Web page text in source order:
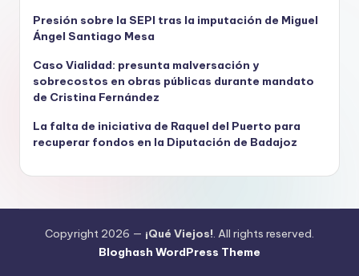
Presión sobre la SEPI tras la imputación de Miguel
Ángel Santiago Mesa
Caso Vialidad: presunta malversación y
sobrecostos en obras públicas durante mandato
de Cristina Fernández
La falta de iniciativa de Raquel del Puerto para
recuperar fondos en la Diputación de Badajoz
Copyright 2026 — ¡Qué Viejos!. All rights reserved.
Bloghash WordPress Theme